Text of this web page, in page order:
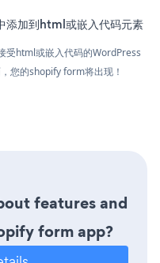
加到html或嵌入代码元素
受html或嵌入代码的WordPress
您的shopify form将出现！
features and
form app?